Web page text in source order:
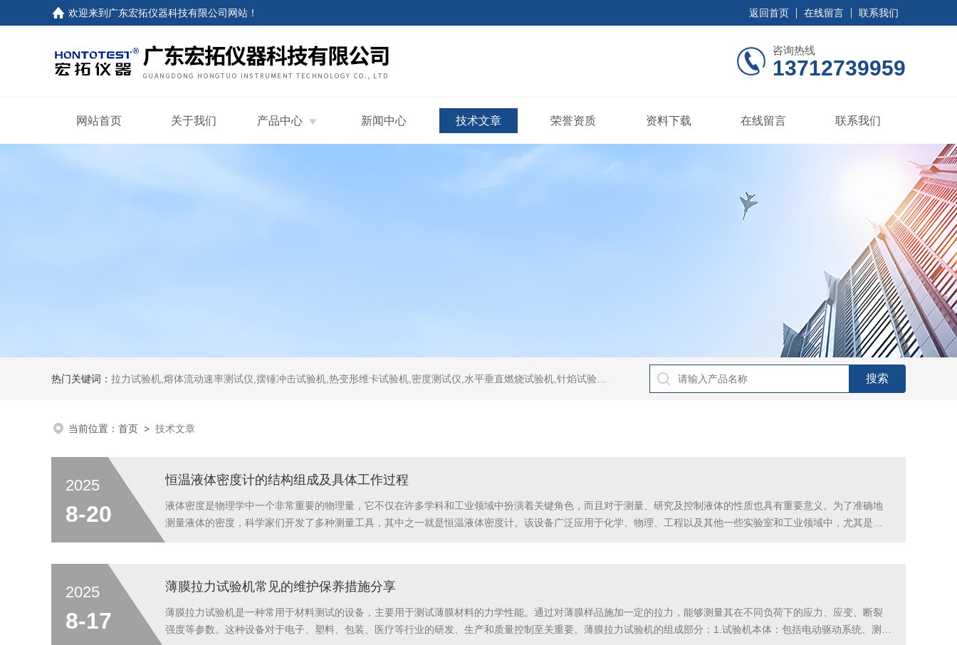
欢迎来到 广东宏拓仪器科技有限公司网站 ！ 返回首页 在线留言 联系我们
咨询热线
13712739959
网站首页 关于我们 产品中心 新闻中心 技术文章 荣誉资质 资料下载 在线留言 联系我们
热门关键词： 拉力试验机,熔体流动速率测试仪,摆锤冲击试验机,热变形维卡试验机,密度测试仪,水平垂直燃烧试验机,针焰试验机,恒温恒湿试验机,UV紫外线老化试验机,DSC差示扫描量热仪
当前位置： 首页 > 技术文章
2025
8-20
恒温液体密度计的结构组成及具体工作过程
液体密度是物理学中一个非常重要的物理量，它不仅在许多学科和工业领域中扮演着关键角色，而且对于测量、研究及控制液体的性质也具有重要意义。为了准确地
测量液体的密度，科学家们开发了多种测量工具，其中之一就是恒温液体密度计。该设备广泛应用于化学、物理、工程以及其他一些实验室和工业领域中，尤其是在
2025
8-17
薄膜拉力试验机常见的维护保养措施分享
薄膜拉力试验机是一种常用于材料测试的设备，主要用于测试薄膜材料的力学性能。通过对薄膜样品施加一定的拉力，能够测量其在不同负荷下的应力、应变、断裂
强度等参数。这种设备对于电子、塑料、包装、医疗等行业的研发、生产和质量控制至关重要。薄膜拉力试验机的组成部分：1.试验机本体：包括电动驱动系统、测试